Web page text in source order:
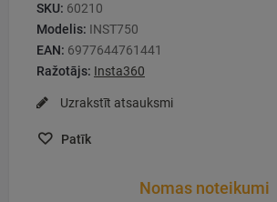
SKU: 60210
Modelis: INST750
EAN: 6977644761441
Ražotājs: Insta360
Uzrakstīt atsauksmi
Patīk
Nomas noteikumi